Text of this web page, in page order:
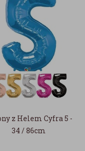
z Helem Cyfra 5 -
34 / 86cm